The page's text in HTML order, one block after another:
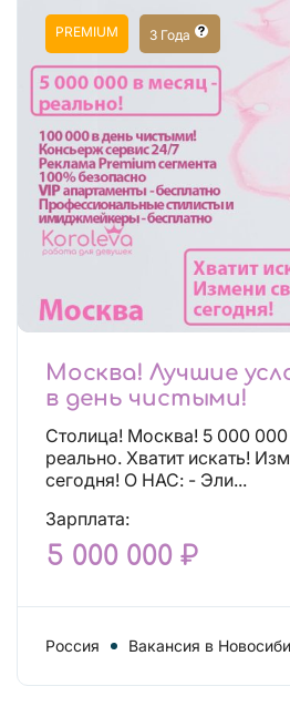
PREMIUM 3 Года
Москва! Лучшие
в день чистыми!
Столица! Москва! 5 000
реально. Хватит искать!
сегодня! О НАС: - Эли...
Зарплата:
5 000 000 ₽
Россия Вакансия в